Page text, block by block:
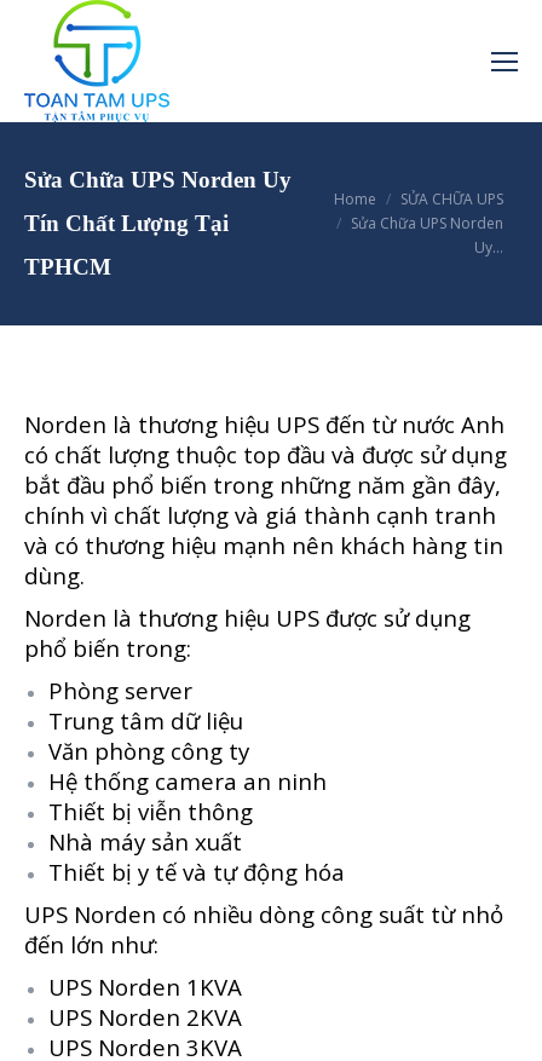
Sửa Chữa UPS Norden Uy
Tín Chất Lượng Tại
TPHCM
You are here:
Home
SỬA CHỮA UPS
Sửa Chữa UPS Norden
Uy…
Norden là thương hiệu UPS đến từ nước Anh
có chất lượng thuộc top đầu và được sử dụng
bắt đầu phổ biến trong những năm gần đây,
chính vì chất lượng và giá thành cạnh tranh
và có thương hiệu mạnh nên khách hàng tin
dùng.
Norden là thương hiệu UPS được sử dụng
phổ biến trong:
Phòng server
Trung tâm dữ liệu
Văn phòng công ty
Hệ thống camera an ninh
Thiết bị viễn thông
Nhà máy sản xuất
Thiết bị y tế và tự động hóa
UPS Norden có nhiều dòng công suất từ nhỏ
đến lớn như:
UPS Norden 1KVA
UPS Norden 2KVA
UPS Norden 3KVA